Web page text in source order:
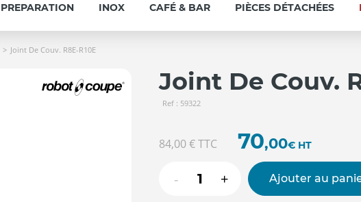
PREPARATION INOX CAFÉ & BAR PIÈCES DÉTACHÉES
Joint De Couv. R8E-R10E
Joint De Couv.
Ref : 59322
84,00 €TTC 70,00€ HT
- + Ajouter au